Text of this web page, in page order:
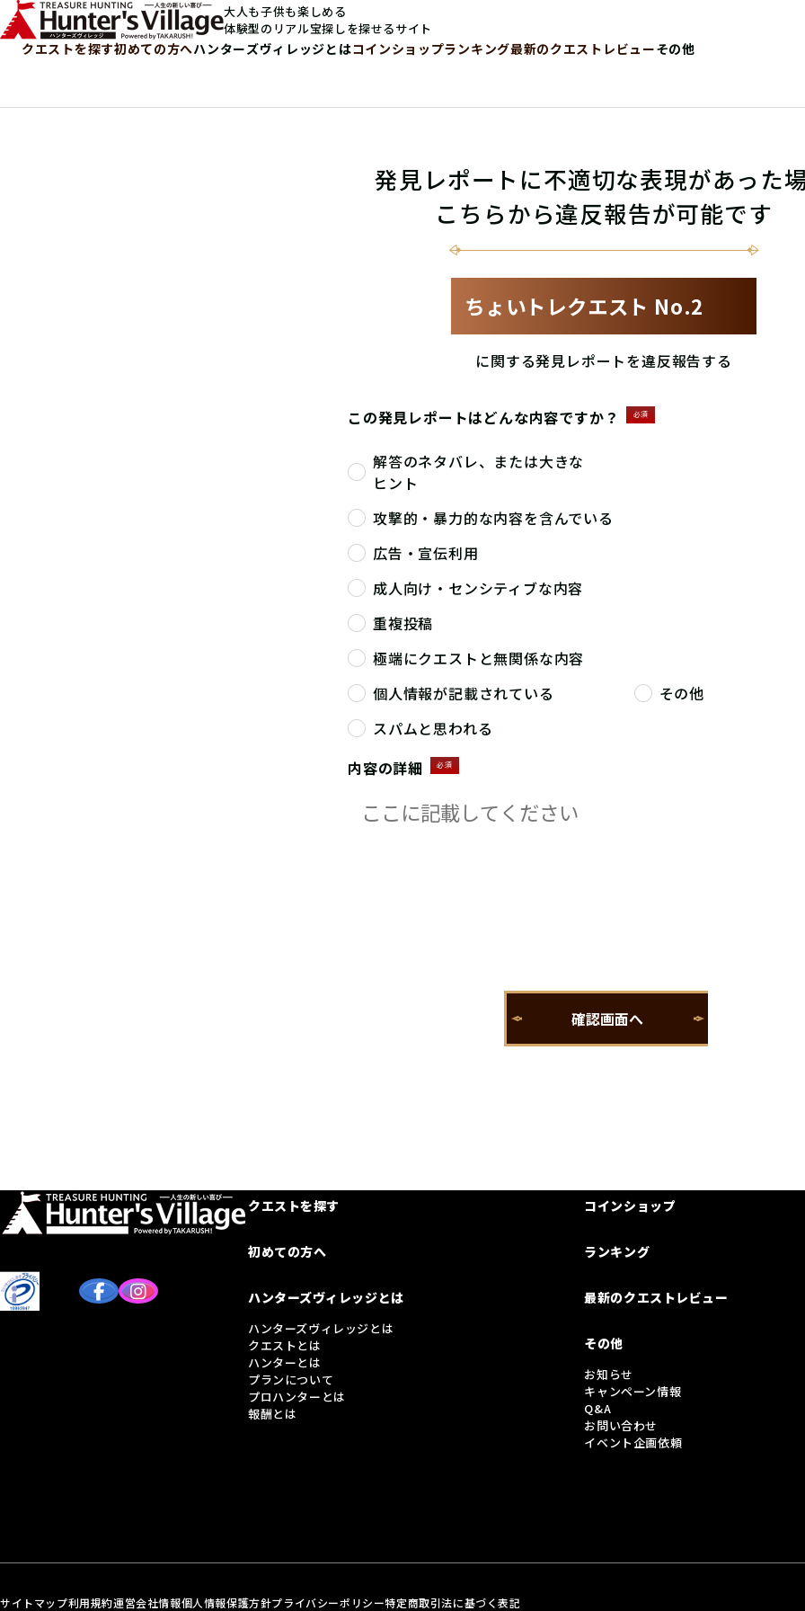
大人も子供も楽しめる
体験型のリアル宝探しを探せるサイト
クエストを探す初めての方へハンターズヴィレッジとはコインショップランキング最新のクエストレビューその他
発見レポートに不適切な表現があった
こちらから違反報告が可能です
ちょいトレクエスト No.2
に関する発見レポートを違反報告する
この発見レポートはどんな内容ですか？ 必須
解答のネタバレ、または大きな
ヒント
攻撃的・暴力的な内容を含んでいる
広告・宣伝利用
成人向け・センシティブな内容
重複投稿
極端にクエストと無関係な内容
個人情報が記載されている
その他
スパムと思われる
内容の詳細
必須
クエストを探す
初めての方へ
ハンターズヴィレッジとは
ハンターズヴィレッジとは
クエストとは
ハンターとは
プランについて
プロハンターとは
報酬とは
コインショップ
ランキング
最新のクエストレビュー
その他
お知らせ
キャンペーン情報
Q&A
お問い合わせ
イベント企画依頼
サイトマップ利用規約運営会社情報個人情報保護方針プライバシーポリシー特定商取引法に基づく表記